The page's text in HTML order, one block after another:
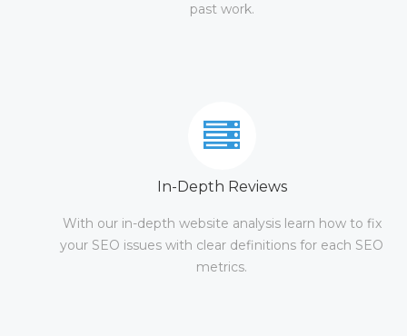
past work.
In-Depth Reviews
With our in-depth website analysis learn how to fix
your SEO issues with clear definitions for each SEO
metrics.